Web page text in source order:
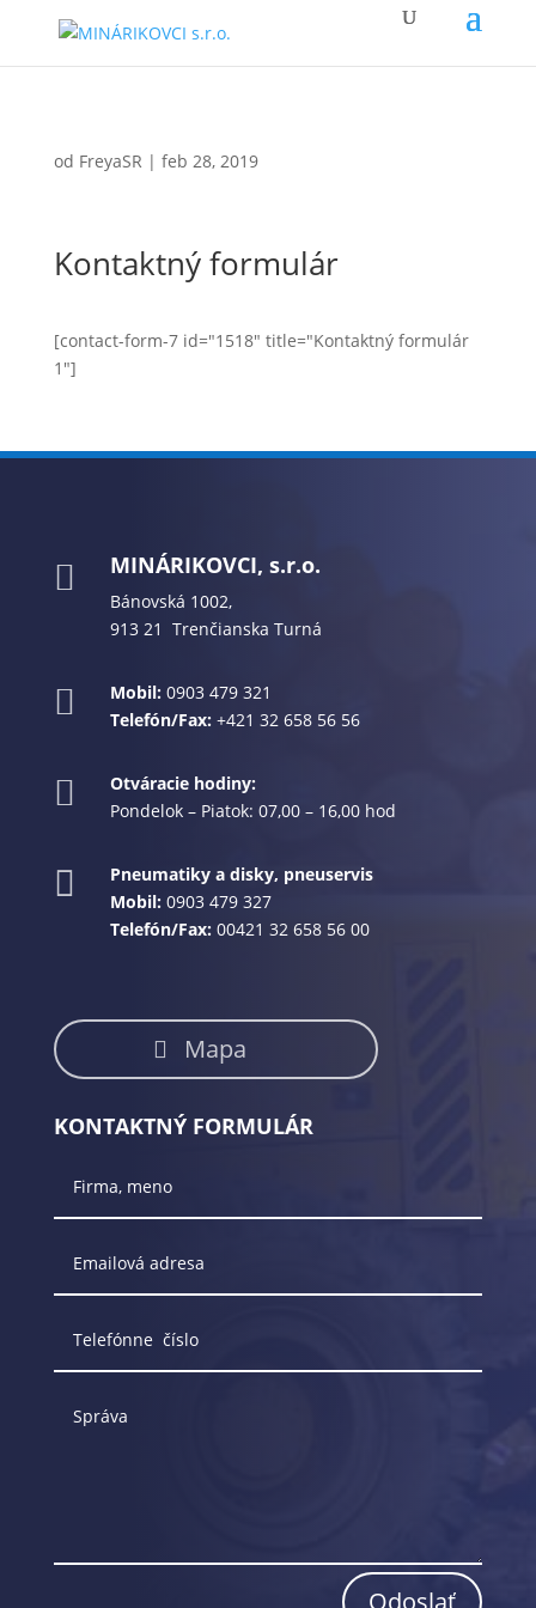
od FreyaSR | feb 28, 2019
Kontaktný formulár
[contact-form-7 id="1518" title="Kontaktný formulár
1"]
 MINÁRIKOVCI, s.r.o.
Bánovská 1002,
913 21 Trenčianska Turná
 Mobil:0903 479 321
Telefón/Fax:+421 32 658 56 56

Otváracie hodiny:
Pondelok – Piatok: 07,00 – 16,00 hod

Pneumatiky a disky, pneuservis
Mobil:0903 479 327
Telefón/Fax:00421 32 658 56 00
Mapa
KONTAKTNÝ FORMULÁR
Odoslať